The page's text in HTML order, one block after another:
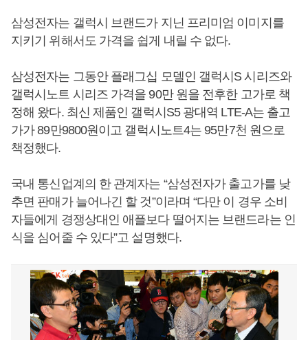
삼성전자는 갤럭시 브랜드가 지닌 프리미엄 이미지를
지키기 위해서도 가격을 쉽게 내릴 수 없다.
삼성전자는 그동안 플래그십 모델인 갤럭시S 시리즈와
갤럭시노트 시리즈 가격을 90만 원을 전후한 고가로 책
정해 왔다. 최신 제품인 갤럭시S5 광대역 LTE-A는 출고
가가 89만9800원이고 갤럭시노트4는 95만7천 원으로
책정했다.
국내 통신업계의 한 관계자는 “삼성전자가 출고가를 낮
추면 판매가 늘어나긴 할 것”이라며 “다만 이 경우 소비
자들에게 경쟁상대인 애플보다 떨어지는 브랜드라는 인
식을 심어줄 수 있다”고 설명했다.